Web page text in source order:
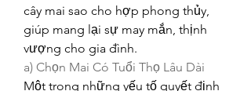
cây mai sao cho hợp phong thủy,
giúp mang lại sự may mắn, thịnh
vượng cho gia đình.
a) Chọn Mai Có Tuổi Thọ Lâu Dài
Một trong những yếu tố quyết định